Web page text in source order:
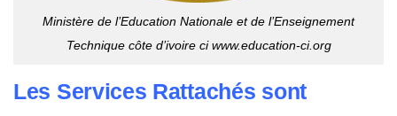
Ministère de l’Education Nationale et de l’Enseignement
Technique côte d’ivoire ci www.education-ci.org
Les Services Rattachés sont